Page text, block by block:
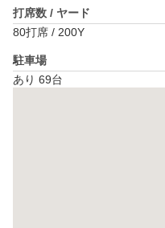
打席数 / ヤード
80打席 / 200Y
駐車場
あり 69台